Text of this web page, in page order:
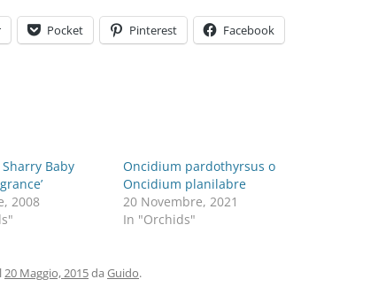
Pocket Pinterest Facebook
Baby
2008
Oncidium pardothyrsus o
Oncidium planilabre
20 Novembre, 2021
In "Orchids"
20 Maggio, 2015da Guido.